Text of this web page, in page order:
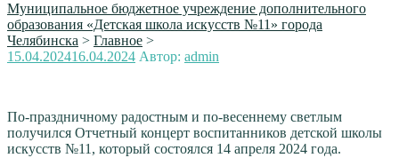
Муниципальное бюджетное учреждение дополнительного
образования «Детская школа искусств №11» города
Челябинска > Главное >
Опубликовано
15.04.202416.04.2024 Автор: admin
По-праздничному радостным и по-весеннему светлым
получился Отчетный концерт воспитанников детской школы
искусств №11, который состоялся 14 апреля 2024 года.